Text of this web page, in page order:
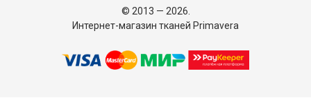
© 2013 — 2026.
Интернет-магазин тканей Primavera